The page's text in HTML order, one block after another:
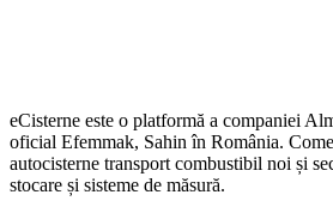
eCisterne este o platformă a companiei
oficial Efemmak, Sahin în România.
autocisterne transport combustibil noi și
stocare și sisteme de măsură.